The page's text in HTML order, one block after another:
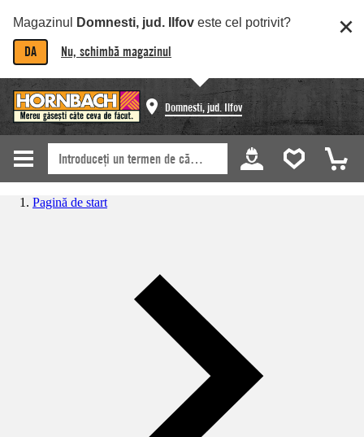
Magazinul Domnesti, jud. Ilfov este cel potrivit?
DA Nu, schimbă magazinul
Domnesti, jud. Ilfov
Pagină de start